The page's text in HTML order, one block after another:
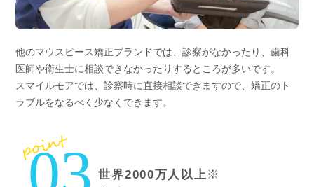
他のマウスピース矯正ブランドでは、診察がなかったり、歯科
医師や衛生士に相談できなかったりするところが多いです。
スマイルモアでは、診察時に直接相談できますので、矯正のト
ラブルをなるべく少なくできます。
point
世界2000万人以上※